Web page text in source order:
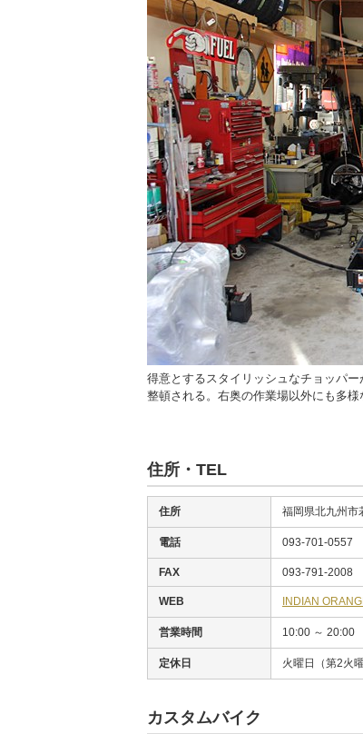
得意とするスタイリッシュなチョッパ
整頓される。右奥の作業場以外にも多様
住所・TEL
住所 福岡県北九州市
電話 093-701-0557
FAX 093-791-2008
WEB INDIAN
営業時間 10:00 ～ 20:00
定休日 火曜日（第2火
カスタムバイク